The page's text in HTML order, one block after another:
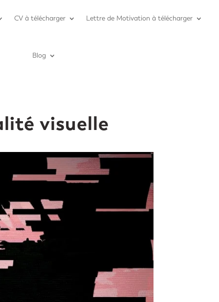
CV à télécharger Lettre de Motivation à télécharger
Blog
visuelle